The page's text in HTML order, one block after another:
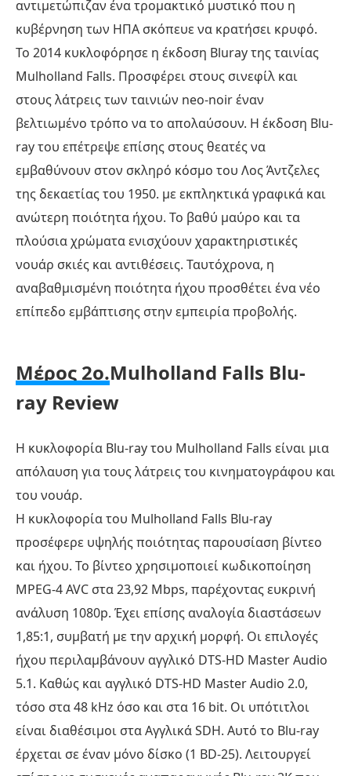
αντιμετώπιζαν ένα τρομακτικό μυστικό που η
κυβέρνηση των ΗΠΑ σκόπευε να κρατήσει κρυφό.
Το 2014 κυκλοφόρησε η έκδοση Bluray της ταινίας
Mulholland Falls. Προσφέρει στους σινεφίλ και
στους λάτρεις των ταινιών neo-noir έναν
βελτιωμένο τρόπο να το απολαύσουν. Η έκδοση Blu-
ray του επέτρεψε επίσης στους θεατές να
εμβαθύνουν στον σκληρό κόσμο του Λος Άντζελες
της δεκαετίας του 1950. με εκπληκτικά γραφικά και
ανώτερη ποιότητα ήχου. Το βαθύ μαύρο και τα
πλούσια χρώματα ενισχύουν χαρακτηριστικές
νουάρ σκιές και αντιθέσεις. Ταυτόχρονα, η
αναβαθμισμένη ποιότητα ήχου προσθέτει ένα νέο
επίπεδο εμβάπτισης στην εμπειρία προβολής.
Μέρος 2ο.Mulholland Falls Blu-
ray Review
Η κυκλοφορία Blu-ray του Mulholland Falls είναι μια
απόλαυση για τους λάτρεις του κινηματογράφου και
του νουάρ.
Η κυκλοφορία του Mulholland Falls Blu-ray
προσέφερε υψηλής ποιότητας παρουσίαση βίντεο
και ήχου. Το βίντεο χρησιμοποιεί κωδικοποίηση
MPEG-4 AVC στα 23,92 Mbps, παρέχοντας ευκρινή
ανάλυση 1080p. Έχει επίσης αναλογία διαστάσεων
1,85:1, συμβατή με την αρχική μορφή. Οι επιλογές
ήχου περιλαμβάνουν αγγλικό DTS-HD Master Audio
5.1. Καθώς και αγγλικό DTS-HD Master Audio 2.0,
τόσο στα 48 kHz όσο και στα 16 bit. Οι υπότιτλοι
είναι διαθέσιμοι στα Αγγλικά SDH. Αυτό το Blu-ray
έρχεται σε έναν μόνο δίσκο (1 BD-25). Λειτουργεί